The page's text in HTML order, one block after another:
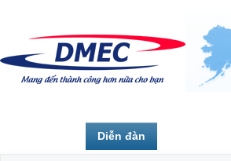
Diễn đàn